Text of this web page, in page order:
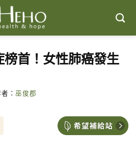
榜首！女性肺癌發生
者：巫俊郡